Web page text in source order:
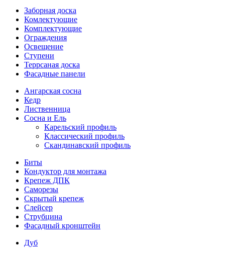
Заборная доска
Комлектующие
Комплектующие
Ограждения
Освещение
Ступени
Террсаная доска
Фасадные панели
Ангарская сосна
Кедр
Лиственница
Сосна и Ель
Карельский профиль
Классический профиль
Скандинавский профиль
Биты
Кондуктор для монтажа
Крепеж ДПК
Саморезы
Скрытый крепеж
Слейсер
Струбцина
Фасадный кронштейн
Дуб